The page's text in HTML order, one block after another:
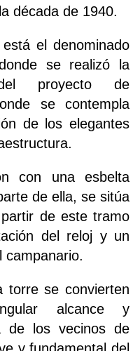
década de 1940.
el denominado
se realizó la
proyecto de
se contempla
de los elegantes
con una esbelta
de ella, se sitúa
de este tramo
del reloj y un
campanario.
torre se convierten
alcance y
de los vecinos de
y fundamental del